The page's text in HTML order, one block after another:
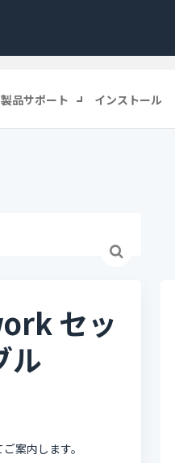
製品サポート インストール
セッ
ル
案内します。